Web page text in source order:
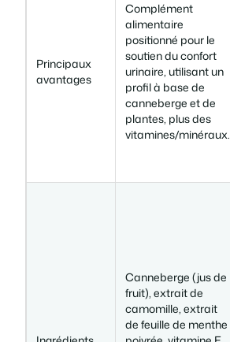
Principaux
avantages
Complément
alimentaire
positionné pour le
soutien du confort
urinaire, utilisant un
profil à base de
canneberge et de
plantes, plus des
vitamines/minéraux.
Canneberge (jus de
fruit), extrait de
camomille, extrait
de feuille de menthe